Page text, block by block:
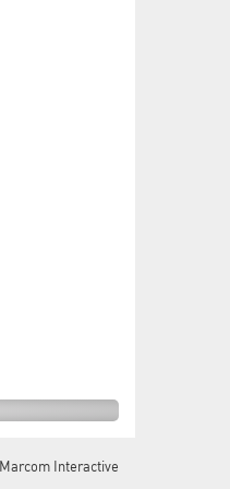
Marcom Interactive